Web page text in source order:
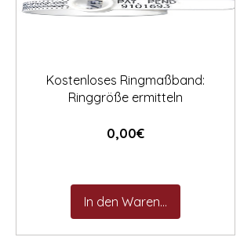
Kostenloses Ringmaßband:
Ringgröße ermitteln
0,00€Preis
In den Warenkorb